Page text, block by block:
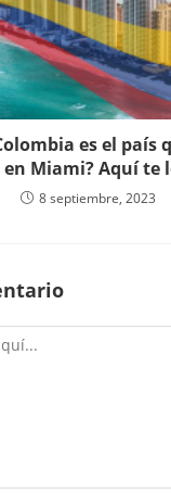
es el país
en Miami? Aquí te
8 septiembre, 2023